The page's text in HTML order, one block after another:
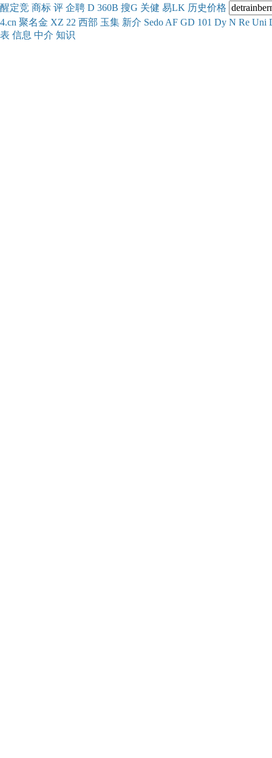
醒定竞 商标 评 企聘 D 360B 搜G 关健 易LK 历史价格
4.cn 聚名金 XZ 22 西部 玉集 新介 Sedo AF GD 101 Dy N Re Uni
表 信息 中介 知识